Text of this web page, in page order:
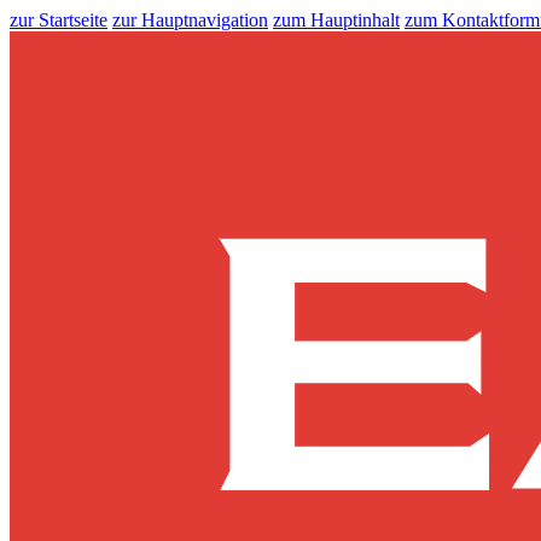
zur Startseite zur Hauptnavigation zum Hauptinhalt zum